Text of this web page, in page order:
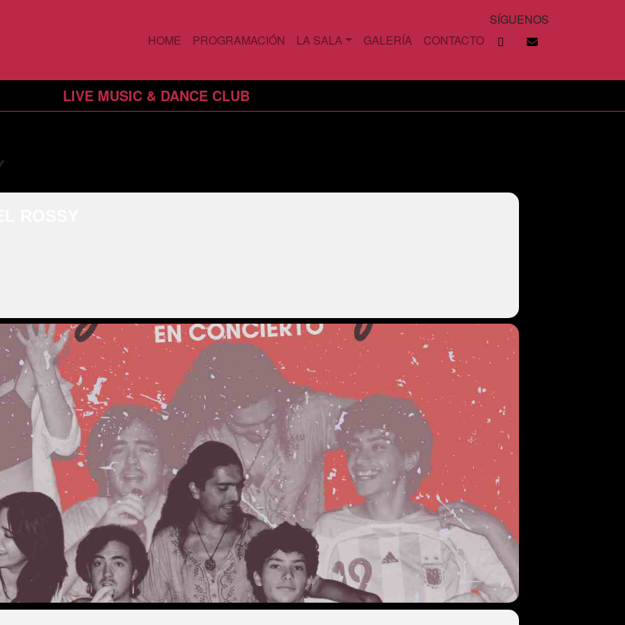
SÍGUENOS
HOME
PROGRAMACIÓN LA SALA GALERÍA CONTACTO
LIVE MUSIC & DANCE CLUB